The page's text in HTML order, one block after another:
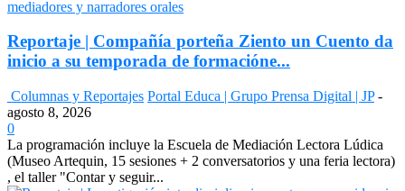
Reportaje | Compañía porteña Ziento un Cuento da
inicio a su temporada de formacióne...
Columnas y Reportajes Portal Educa | Grupo Prensa Digital | JP -
agosto 8, 2026
0
La programación incluye la Escuela de Mediación Lectora Lúdica
(Museo Artequin, 15 sesiones + 2 conversatorios y una feria lectora)
, el taller "Contar y seguir...